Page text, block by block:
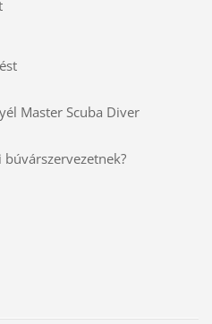
Master Scuba Diver